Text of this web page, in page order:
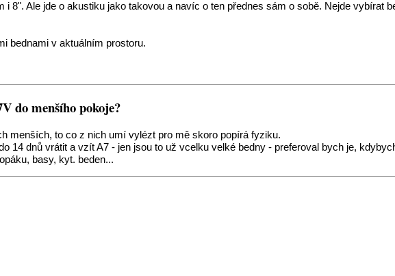
i 8". Ale jde o akustiku jako takovou a navíc o ten přednes sám o sobě. Nejde vybírat
bednami v aktuálním prostoru.
do menšího pokoje?
menších, to co z nich umí vylézt pro mě skoro popírá fyziku.
14 dnů vrátit a vzít A7 - jen jsou to už vcelku velké bedny - preferoval bych je,
basy, kyt. beden...